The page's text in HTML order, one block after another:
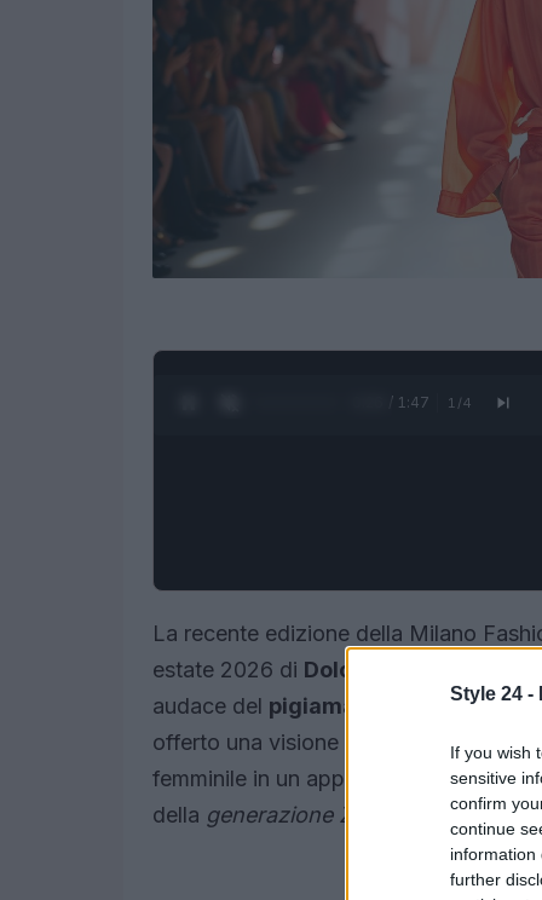
Style 24 -
If you wish
sensitive
confirm
continue
information
further
0:27 / 1:47 1 /4
La recente edizione della Milano
estate 2026 di Dolce & Gabbana
audace del pigiama maschile. I
offerto una visione fresca e
femminile in un approccio che
della generazione Z